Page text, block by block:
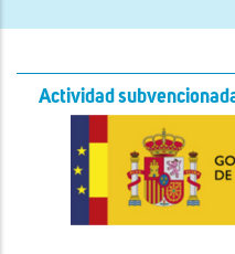
Actividad